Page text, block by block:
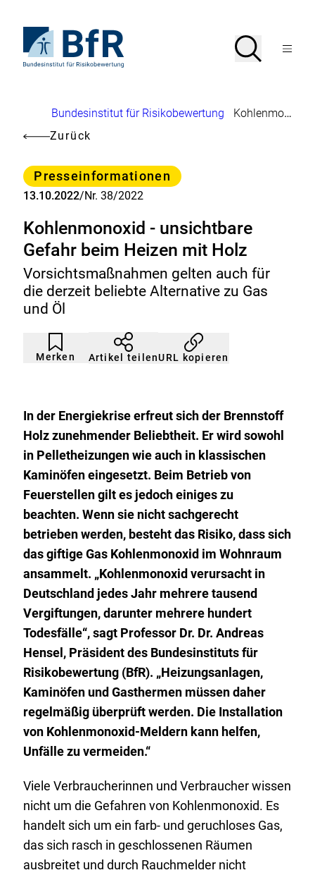
Seiteninhalt
springenStartseite
von
Suche
SucheMenü
Brotkrumennavigation
Bundesinstitut für Risikobewertung
Kohlenmonoxid - unsichtbare Gefahr beim Heizen mit Holz
Zurück
Kategorie
Presseinformationen
13.10.2022/Nr. 38/2022
Kohlenmonoxid - unsichtbare
Gefahr beim Heizen mit Holz
Vorsichtsmaßnahmen gelten auch für
die derzeit beliebte Alternative zu Gas
und Öl
Merken
Artikel
nicht
gemerkt
Durch
Klicken
der
Artikel teilenURL kopieren
In der Energiekrise erfreut sich der Brennstoff
Holz zunehmender Beliebtheit. Er wird sowohl
in Pelletheizungen wie auch in klassischen
Kaminöfen eingesetzt. Beim Betrieb von
Feuerstellen gilt es jedoch einiges zu
beachten. Wenn sie nicht sachgerecht
betrieben werden, besteht das Risiko, dass sich
das giftige Gas Kohlenmonoxid im Wohnraum
ansammelt. „Kohlenmonoxid verursacht in
Deutschland jedes Jahr mehrere tausend
Vergiftungen, darunter mehrere hundert
Todesfälle“, sagt Professor Dr. Dr. Andreas
Hensel, Präsident des Bundesinstituts für
Risikobewertung (BfR). „Heizungsanlagen,
Kaminöfen und Gasthermen müssen daher
regelmäßig überprüft werden. Die Installation
von Kohlenmonoxid-Meldern kann helfen,
Unfälle zu vermeiden.“
Viele Verbraucherinnen und Verbraucher wissen
nicht um die Gefahren von Kohlenmonoxid. Es
handelt sich um ein farb- und geruchloses Gas,
das sich rasch in geschlossenen Räumen
ausbreitet und durch Rauchmelder nicht